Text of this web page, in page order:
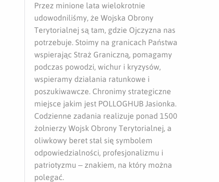
Przez minione lata wielokrotnie
udowodniliśmy, że Wojska Obrony
Terytorialnej są tam, gdzie Ojczyzna nas
potrzebuje. Stoimy na granicach Państwa
wspierając Straż Graniczną, pomagamy
podczas powodzi, wichur i kryzysów,
wspieramy działania ratunkowe i
poszukiwawcze. Chronimy strategiczne
miejsce jakim jest POLLOGHUB Jasionka.
Codzienne zadania realizuje ponad 1500
żołnierzy Wojsk Obrony Terytorialnej, a
oliwkowy beret stał się symbolem
odpowiedzialności, profesjonalizmu i
patriotyzmu – znakiem, na który można
polegać.